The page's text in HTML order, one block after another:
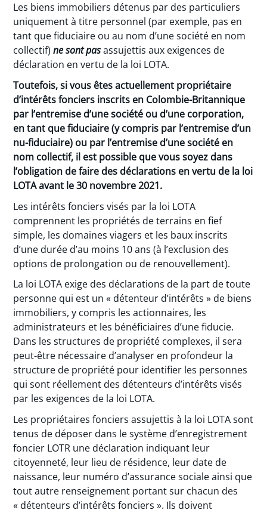
Les biens immobiliers détenus par des particuliers
uniquement à titre personnel (par exemple, pas en
tant que fiduciaire ou au nom d’une société en nom
collectif)ne sont pasassujettis aux exigences de
déclaration en vertu de la loi LOTA.
Toutefois, si vous êtes actuellement propriétaire
d’intérêts fonciers inscrits en Colombie-Britannique
par l’entremise d’une société ou d’une corporation,
en tant que fiduciaire (y compris par l’entremise d’un
nu-fiduciaire) ou par l’entremise d’une société en
nom collectif, il est possible que vous soyez dans
l’obligation de faire des déclarations en vertu de la loi
LOTA avant le 30 novembre 2021.
Les intérêts fonciers visés par la loi LOTA
comprennent les propriétés de terrains en fief
simple, les domaines viagers et les baux inscrits
d’une durée d’au moins 10 ans (à l’exclusion des
options de prolongation ou de renouvellement).
La loi LOTA exige des déclarations de la part de toute
personne qui est un « détenteur d’intérêts » de biens
immobiliers, y compris les actionnaires, les
administrateurs et les bénéficiaires d’une fiducie.
Dans les structures de propriété complexes, il sera
peut-être nécessaire d’analyser en profondeur la
structure de propriété pour identifier les personnes
qui sont réellement des détenteurs d’intérêts visés
par les exigences de la loi LOTA.
Les propriétaires fonciers assujettis à la loi LOTA sont
tenus de déposer dans le système d’enregistrement
foncier LOTR une déclaration indiquant leur
citoyenneté, leur lieu de résidence, leur date de
naissance, leur numéro d’assurance sociale ainsi que
tout autre renseignement portant sur chacun des
« détenteurs d’intérêts fonciers ». Ils doivent